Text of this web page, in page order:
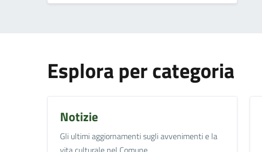
Esplora per categoria
Notizie
Gli ultimi aggiornamenti sugli avvenimenti e la